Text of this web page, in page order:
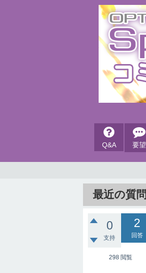
Q&A 要望
最近の質問
0
支持
2
回答
298 閲覧